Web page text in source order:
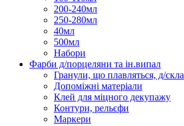
200-240мл
250-280мл
40мл
500мл
Набори
Фарби д/порцеляни та ін.випал
Гранули, що плавляться, д/скла
Допоміжні матеріали
Клей для міцного декупажу
Контури, рельєфи
Маркери